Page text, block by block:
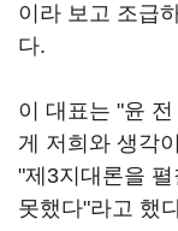
이라 보고 조급
다.
이 대표는 "윤
게 저희와 생각
"제3지대론을
못했다"라고 했